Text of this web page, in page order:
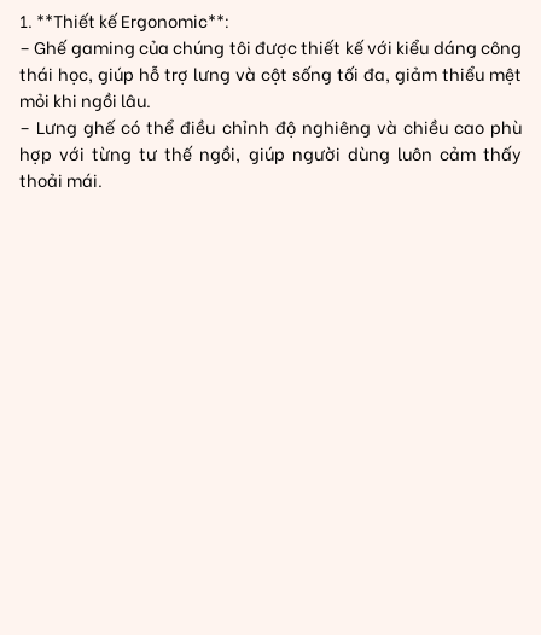
1. **Thiết kế Ergonomic**:
– Ghế gaming của chúng tôi được thiết kế với kiểu dáng công
thái học, giúp hỗ trợ lưng và cột sống tối đa, giảm thiểu mệt
mỏi khi ngồi lâu.
– Lưng ghế có thể điều chỉnh độ nghiêng và chiều cao phù
hợp với từng tư thế ngồi, giúp người dùng luôn cảm thấy
thoải mái.